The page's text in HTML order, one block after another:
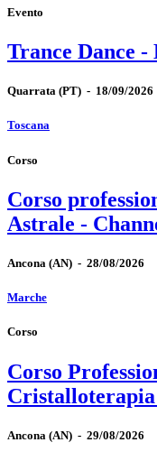
Evento
Trance Dance
Quarrata (PT) - 18/09/2026
Toscana
Corso
Corso
Astrale -
Ancona (AN) - 28/08/2026
Marche
Corso
Corso
Ancona (AN) - 29/08/2026